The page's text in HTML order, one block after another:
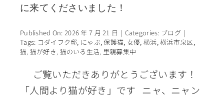
に来てくださいました！
Published On: 2026 年 7 月 21 日 | Categories: ブログ |
Tags: コダイフク邸, にゃぶ,保護猫, 女優,横浜,横浜市泉区,
猫, 猫が好き, 猫のいる生活, 里親募集中
ご覧いただきありがとうございます！
「人間より猫が好き」です ニャ、ニャン